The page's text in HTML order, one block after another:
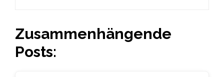
Zusammenhängende
Posts: